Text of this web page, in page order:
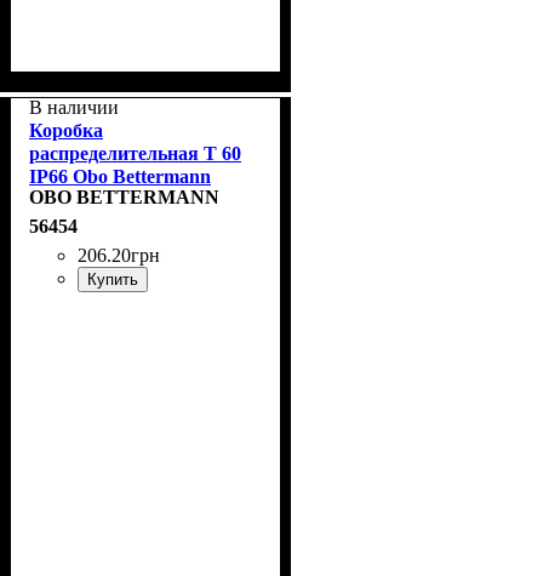
В наличии
Коробка
распределительная T 60
IP66 Obo Bettermann
2007061
OBO BETTERMANN
56454
206.20грн
Купить